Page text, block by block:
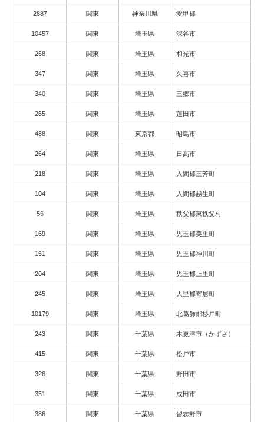
2887 関東 神奈川県 愛甲郡
10457 関東 埼玉県 深谷市
268 関東 埼玉県 和光市
347 関東 埼玉県 久喜市
340 関東 埼玉県 三郷市
265 関東 埼玉県 蓮田市
488 関東 東京都 昭島市
264 関東 埼玉県 日高市
218 関東 埼玉県 入間郡三芳町
104 関東 埼玉県 入間郡越生町
56 関東 埼玉県 秩父郡東秩父村
169 関東 埼玉県 児玉郡美里町
161 関東 埼玉県 児玉郡神川町
204 関東 埼玉県 児玉郡上里町
245 関東 埼玉県 大里郡寄居町
10179 関東 埼玉県 北葛飾郡杉戸町
243 関東 千葉県 木更津市（かずさ）
415 関東 千葉県 松戸市
326 関東 千葉県 野田市
351 関東 千葉県 成田市
386 関東 千葉県 習志野市